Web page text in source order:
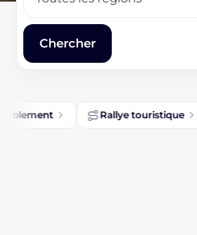
Rallye touristique